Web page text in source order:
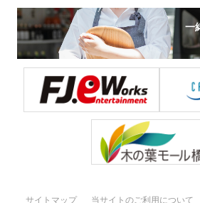
一
サイトマップ 当サイトのご利用について